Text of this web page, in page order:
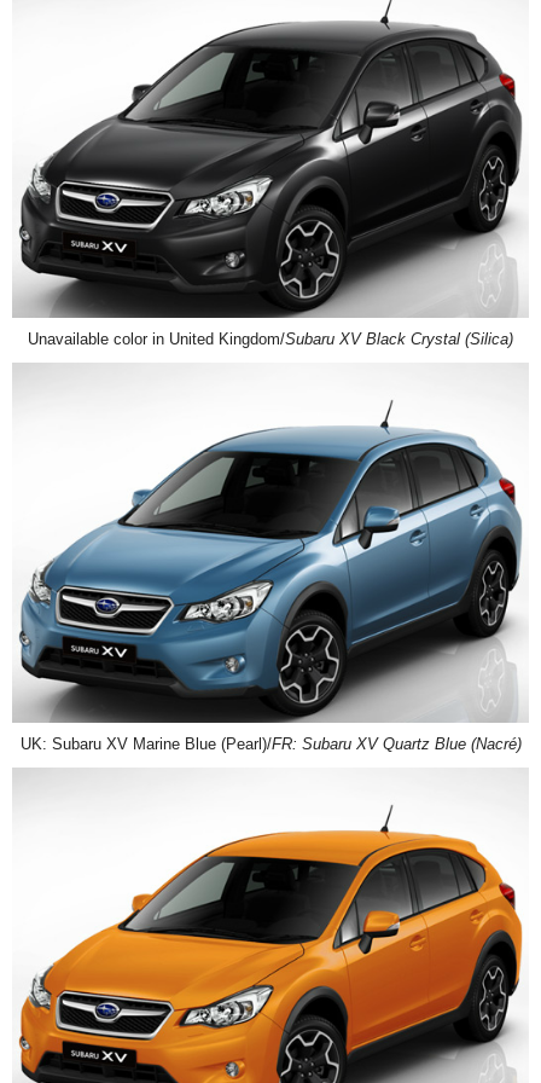
Unavailable color in United Kingdom/Subaru XV Black Crystal (Silica)
UK: Subaru XV Marine Blue (Pearl)/FR: Subaru XV Quartz Blue (Nacré)